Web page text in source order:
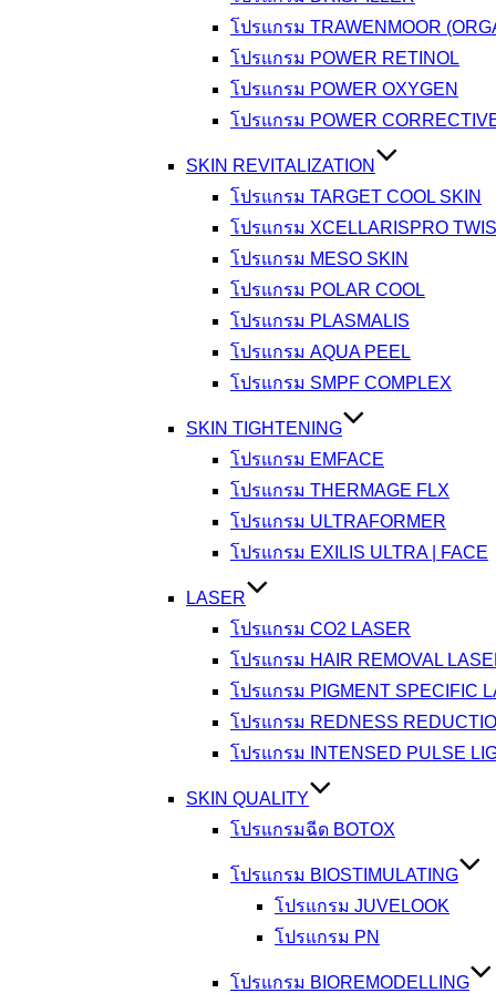
โปรแกรม TRAWENMOOR
โปรแกรม POWER RETINOL
โปรแกรม POWER OXYGEN
โปรแกรม POWER
SKIN REVITALIZATION
โปรแกรม TARGET COOL SKIN
โปรแกรม XCELLARISPRO
โปรแกรม MESO SKIN
โปรแกรม POLAR COOL
โปรแกรม PLASMALIS
โปรแกรม AQUA PEEL
โปรแกรม SMPF COMPLEX
SKIN TIGHTENING
โปรแกรม EMFACE
โปรแกรม THERMAGE FLX
โปรแกรม ULTRAFORMER
โปรแกรม EXILIS ULTRA | FACE
LASER
โปรแกรม CO2 LASER
โปรแกรม HAIR REMOVAL
โปรแกรม PIGMENT SPECIFIC
โปรแกรม REDNESS
โปรแกรม INTENSED PULSE
SKIN QUALITY
โปรแกรมฉีด BOTOX
โปรแกรม BIOSTIMULATING
โปรแกรม JUVELOOK
โปรแกรม PN
โปรแกรม BIOREMODELLING